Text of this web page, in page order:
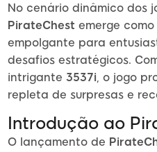
No cenário dinâmico dos
PirateChest emerge
empolgante para
desafios estratégicos.
intrigante 3537i, o jogo
repleta de surpresas e
Introdução ao
O lançamento de